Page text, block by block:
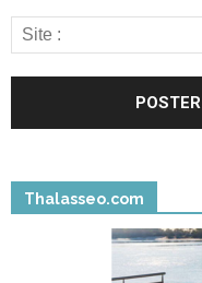
Thalasseo.com